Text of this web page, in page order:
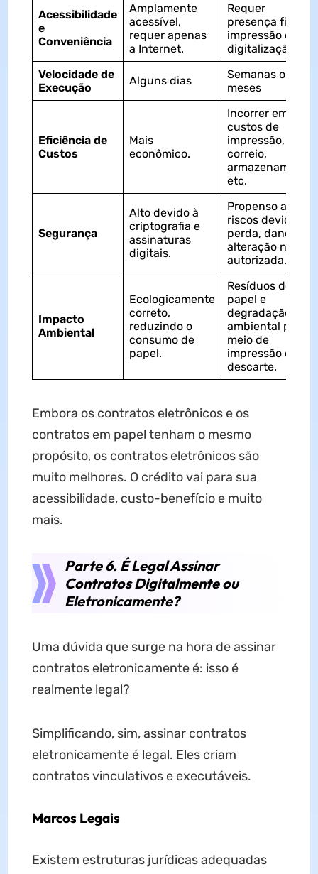
Acessibilidade
e
Conveniência
Amplamente
acessível,
requer apenas
a Internet.
Requer
presença física,
impressão e
digitalização.
Velocidade de
Execução
Alguns dias
Semanas ou
meses
Eficiência de
Custos
Mais
econômico.
Incorrer em
custos de
impressão,
correio,
armazenamento,
etc.
Segurança
Alto devido à
criptografia e
assinaturas
digitais.
Propenso a
riscos devido a
perda, dano ou
alteração não
autorizada.
Impacto
Ambiental
Ecologicamente
correto,
reduzindo o
consumo de
papel.
Resíduos de
papel e
degradação
ambiental por
meio de
impressão e
descarte.
Embora os contratos eletrônicos e os
contratos em papel tenham o mesmo
propósito, os contratos eletrônicos são
muito melhores. O crédito vai para sua
acessibilidade, custo-benefício e muito
mais.
Parte 6. É Legal Assinar
Contratos Digitalmente ou
Eletronicamente?
Uma dúvida que surge na hora de assinar
contratos eletronicamente é: isso é
realmente legal?
Simplificando, sim, assinar contratos
eletronicamente é legal. Eles criam
contratos vinculativos e executáveis.
Marcos Legais
Existem estruturas jurídicas adequadas